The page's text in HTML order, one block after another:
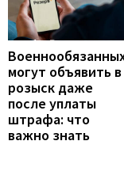
могут объявить в
розыск даже
после уплаты
штрафа: что
важно знать